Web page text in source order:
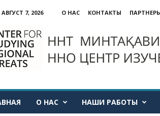
7, 2026 О НАС КОНТАКТЫ
О НАС НАШИ РАБОТЫ